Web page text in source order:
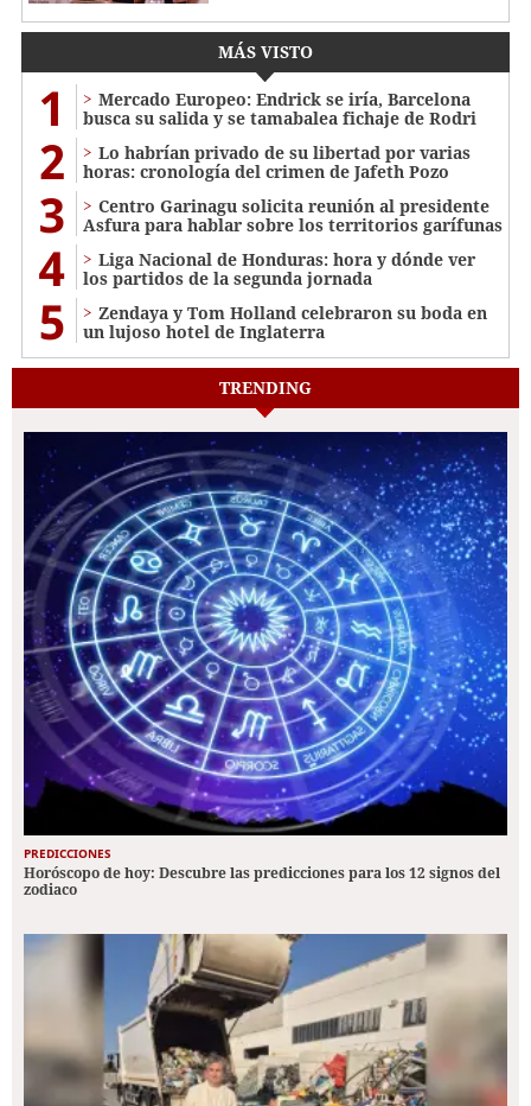
MÁS VISTO
1
Mercado Europeo: Endrick se iría, Barcelona
busca su salida y se tamabalea fichaje de Rodri
2
Lo habrían privado de su libertad por varias
horas: cronología del crimen de Jafeth Pozo
3
Centro Garinagu solicita reunión al presidente
Asfura para hablar sobre los territorios garífunas
4
Liga Nacional de Honduras: hora y dónde ver
los partidos de la segunda jornada
5
Zendaya y Tom Holland celebraron su boda en
un lujoso hotel de Inglaterra
TRENDING
PREDICCIONES
Horóscopo de hoy: Descubre las predicciones para los 12 signos del
zodiaco